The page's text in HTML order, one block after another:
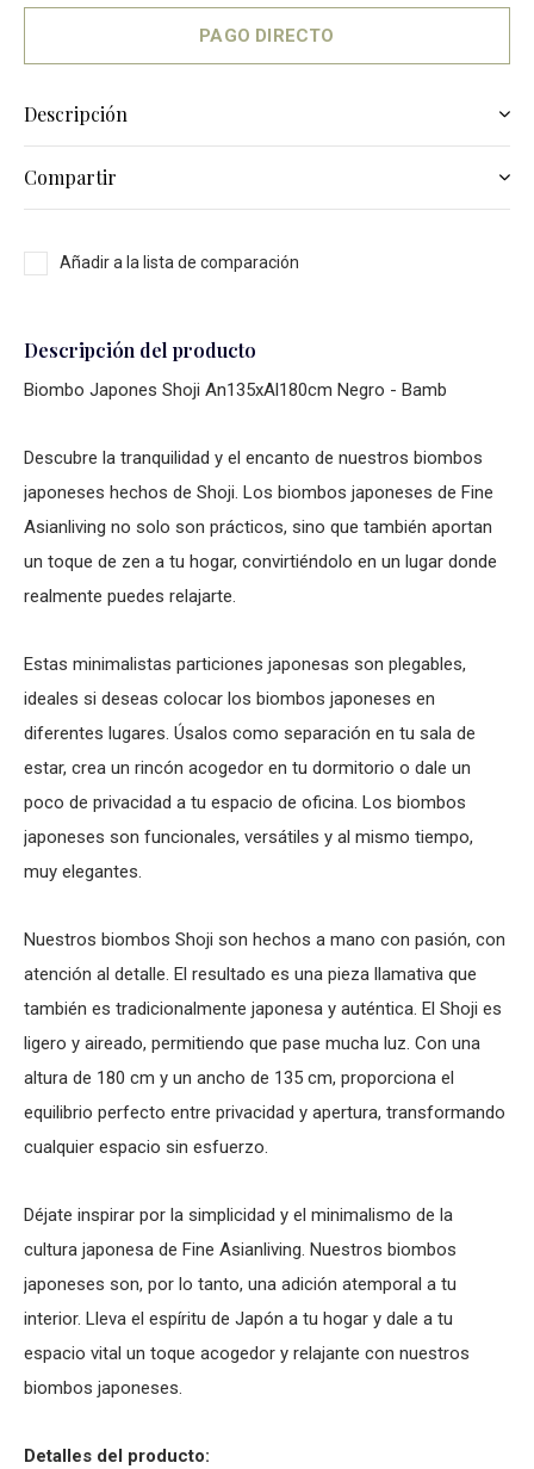
PAGO DIRECTO
Descripción
Compartir
Añadir a la lista de comparación
Descripción del producto
Biombo Japones Shoji An135xAl180cm Negro - Bamb
Descubre la tranquilidad y el encanto de nuestros biombos
japoneses hechos de Shoji. Los biombos japoneses de Fine
Asianliving no solo son prácticos, sino que también aportan
un toque de zen a tu hogar, convirtiéndolo en un lugar donde
realmente puedes relajarte.
Estas minimalistas particiones japonesas son plegables,
ideales si deseas colocar los biombos japoneses en
diferentes lugares. Úsalos como separación en tu sala de
estar, crea un rincón acogedor en tu dormitorio o dale un
poco de privacidad a tu espacio de oficina. Los biombos
japoneses son funcionales, versátiles y al mismo tiempo,
muy elegantes.
Nuestros biombos Shoji son hechos a mano con pasión, con
atención al detalle. El resultado es una pieza llamativa que
también es tradicionalmente japonesa y auténtica. El Shoji es
ligero y aireado, permitiendo que pase mucha luz. Con una
altura de 180 cm y un ancho de 135 cm, proporciona el
equilibrio perfecto entre privacidad y apertura, transformando
cualquier espacio sin esfuerzo.
Déjate inspirar por la simplicidad y el minimalismo de la
cultura japonesa de Fine Asianliving. Nuestros biombos
japoneses son, por lo tanto, una adición atemporal a tu
interior. Lleva el espíritu de Japón a tu hogar y dale a tu
espacio vital un toque acogedor y relajante con nuestros
biombos japoneses.
Detalles del producto: